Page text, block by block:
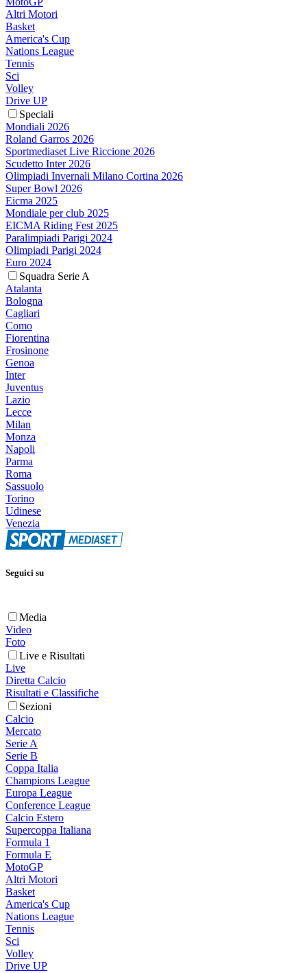
Altri Motori
Basket
America's Cup
Nations League
Tennis
Sci
Volley
Drive UP
Speciali
Mondiali 2026
Roland Garros 2026
Sportmediaset Live Riccione 2026
Scudetto Inter 2026
Olimpiadi Invernali Milano Cortina 2026
Super Bowl 2026
Eicma 2025
Mondiale per club 2025
EICMA Riding Fest 2025
Paralimpiadi Parigi 2024
Olimpiadi Parigi 2024
Euro 2024
Squadra Serie A
Atalanta
Bologna
Cagliari
Como
Fiorentina
Frosinone
Genoa
Inter
Juventus
Lazio
Lecce
Milan
Monza
Napoli
Parma
Roma
Sassuolo
Torino
Udinese
Venezia
Seguici su
Media
Video
Foto
Live e Risultati
Live
Diretta Calcio
Risultati e Classifiche
Sezioni
Calcio
Mercato
Serie A
Serie B
Coppa Italia
Champions League
Europa League
Conference League
Calcio Estero
Supercoppa Italiana
Formula 1
Formula E
MotoGP
Altri Motori
Basket
America's Cup
Nations League
Tennis
Sci
Volley
Drive UP